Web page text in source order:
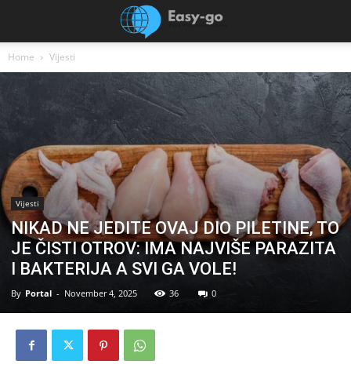
Home Vijesti
Vijesti
NIKAD NE JEDITE OVAJ DIO PILETINE, TO
JE ČISTI OTROV: IMA NAJVIŠE PARAZITA
I BAKTERIJA A SVI GA VOLE!
By Portal - November 4, 2025 36 0